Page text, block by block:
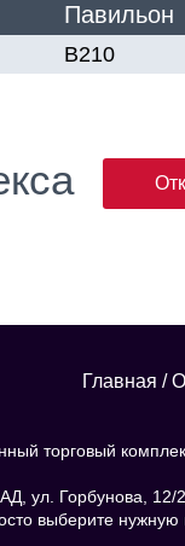
Павильон
В210
Главная /
торговый
ул. Горбунова, 12/
выберите